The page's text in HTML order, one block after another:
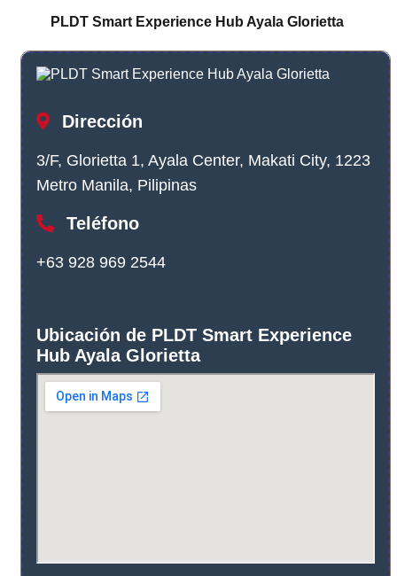
PLDT Smart Experience Hub Ayala Glorietta
Dirección
3/F, Glorietta 1, Ayala Center, Makati City, 1223
Metro Manila, Pilipinas
Teléfono
+63 928 969 2544
Ubicación de PLDT Smart Experience
Hub Ayala Glorietta